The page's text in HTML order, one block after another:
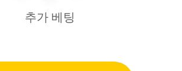
추가 베팅